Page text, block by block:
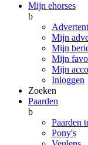
Mijn ehorses
b
Mijn
Mijn
Mijn
Mijn
Inloggen
Zoeken
Paarden
b
Paarden
Pony's